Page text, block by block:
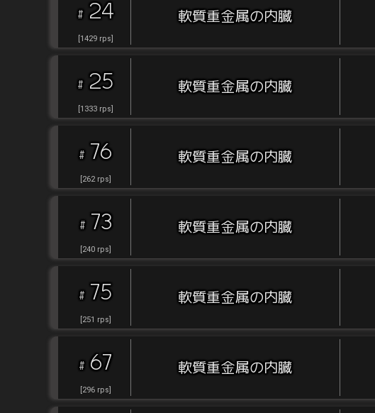
# 24
[1429 rps]
軟質重金属の内臓
# 25
[1333 rps]
軟質重金属の内臓
# 76
[262 rps]
軟質重金属の内臓
# 73
[240 rps]
軟質重金属の内臓
# 75
[251 rps]
軟質重金属の内臓
# 67
[296 rps]
軟質重金属の内臓